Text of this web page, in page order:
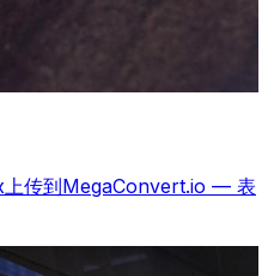
上传到MegaConvert.io — 表